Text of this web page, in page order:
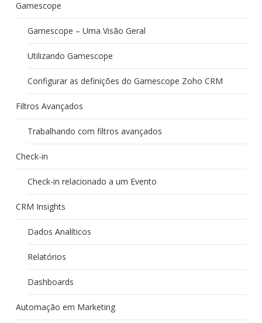
Gamescope
Gamescope – Uma Visão Geral
Utilizando Gamescope
Configurar as definições do Gamescope Zoho CRM
Filtros Avançados
Trabalhando com filtros avançados
Check-in
Check-in relacionado a um Evento
CRM Insights
Dados Analíticos
Relatórios
Dashboards
Automação em Marketing